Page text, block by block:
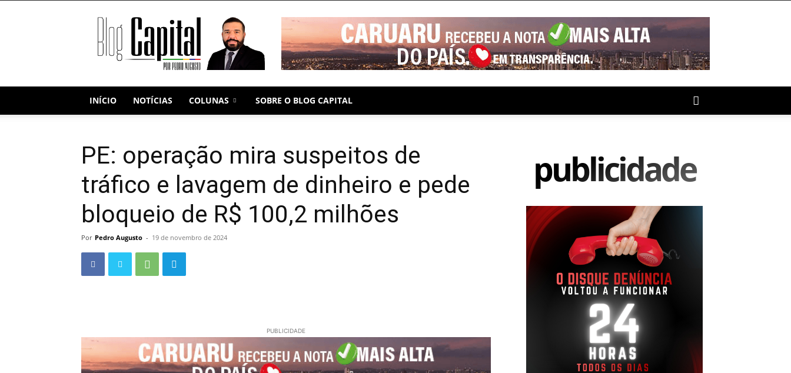
Blog
Capital
INÍCIO NOTÍCIAS COLUNAS SOBRE O BLOG CAPITAL
PE: operação mira suspeitos de
tráfico e lavagem de dinheiro e pede
bloqueio de R$ 100,2 milhões
Por Pedro Augusto - 19 de novembro de 2024
PUBLICIDADE
publicidade